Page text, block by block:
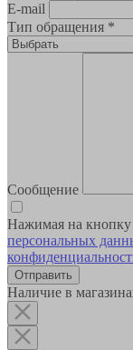
E-mail
Тип обращения *
Сообщение
Нажимая на
персональных
Наличие в